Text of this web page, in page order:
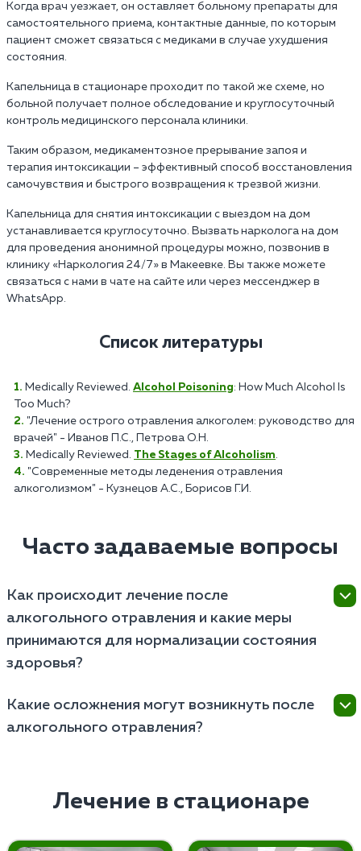
Когда врач уезжает, он оставляет больному препараты для
самостоятельного приема, контактные данные, по которым
пациент сможет связаться с медиками в случае ухудшения
состояния.
Капельница в стационаре проходит по такой же схеме, но
больной получает полное обследование и круглосуточный
контроль медицинского персонала клиники.
Таким образом, медикаментозное прерывание запоя и
терапия интоксикации – эффективный способ восстановления
самочувствия и быстрого возвращения к трезвой жизни.
Капельница для снятия интоксикации с выездом на дом
устанавливается круглосуточно. Вызвать нарколога на дом
для проведения анонимной процедуры можно, позвонив в
клинику «Наркология 24/7» в Макеевке. Вы также можете
связаться с нами в чате на сайте или через мессенджер в
WhatsApp.
Список литературы
Medically Reviewed. Alcohol Poisoning: How Much Alcohol Is
Too Much?
"Лечение острого отравления алкоголем: руководство для
врачей" - Иванов П.С., Петрова О.Н.
Medically Reviewed. The Stages of Alcoholism.
"Современные методы леденения отравления
алкоголизмом" - Кузнецов А.С., Борисов Г.И.
Часто задаваемые вопросы
Как происходит лечение после
алкогольного отравления и какие меры
принимаются для нормализации состояния
здоровья?
медицинскую детоксикацию, поддержание
жизненно важных функций организма и
зависимостью.
Какие осложнения могут возникнуть после
алкогольного отравления?
проблемы, психические расстройства и риски
рецидива алкогольного потребления.
Лечение в стационаре